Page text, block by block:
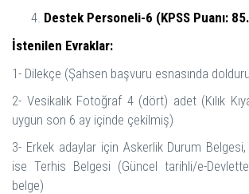
Destek Personeli-6 (KPSS Puanı:
İstenilen Evraklar:
1- Dilekçe (Şahsen başvuru esnasında
2- Vesikalık Fotoğraf 4 (dört) adet (Kılık
uygun son 6 ay içinde çekilmiş)
3- Erkek adaylar için Askerlik Durum Belgesi,
ise Terhis Belgesi (Güncel tarihli/e-
belge)